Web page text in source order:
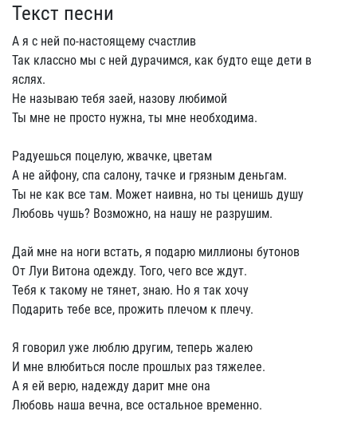
Текст песни
А я с ней по-настоящему счастлив
Так классно мы с ней дурачимся, как будто еще дети в
яслях.
Не называю тебя заей, назову любимой
Ты мне не просто нужна, ты мне необходима.
Радуешься поцелую, жвачке, цветам
А не айфону, спа салону, тачке и грязным деньгам.
Ты не как все там. Может наивна, но ты ценишь душу
Любовь чушь? Возможно, на нашу не разрушим.
Дай мне на ноги встать, я подарю миллионы бутонов
От Луи Витона одежду. Того, чего все ждут.
Тебя к такому не тянет, знаю. Но я так хочу
Подарить тебе все, прожить плечом к плечу.
Я говорил уже люблю другим, теперь жалею
И мне влюбиться после прошлых раз тяжелее.
А я ей верю, надежду дарит мне она
Любовь наша вечна, все остальное временно.